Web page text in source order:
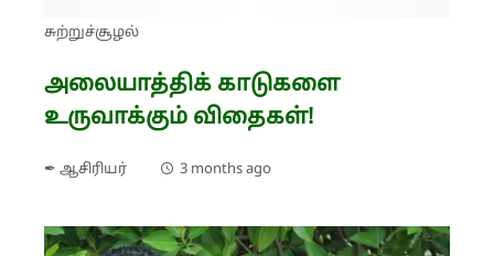
சுற்றுச்சூழல்
அலையாத்திக் காடுகளை
உருவாக்கும் விதைகள்!
✒ ஆசிரியர் 3 months ago